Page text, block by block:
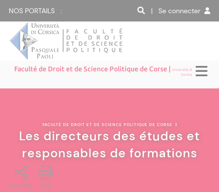
NOS PORTAILS : | Se connecter
Faculté de Droit et de Science Politique de Corse |Università di
Corsica
FACULTÉ DE DROIT ET DE SCIENCE POLITIQUE DE CORSE |
Les directeurs des études et
responsables de formations
PARTAGE PDF